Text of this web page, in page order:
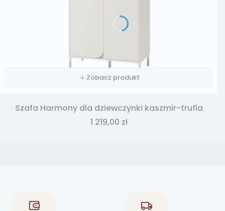
Zobacz produkt
Szafa Harmony dla dziewczynki kaszmir-trufla
Cena
1 219,00 zł